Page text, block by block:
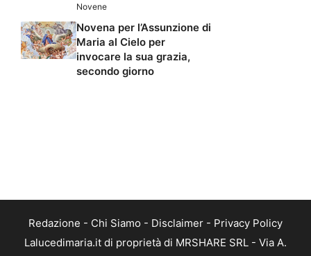
Novene
Novena per l’Assunzione di
Maria al Cielo per
invocare la sua grazia,
secondo giorno
Redazione - Chi Siamo - Disclaimer - Privacy Policy
Lalucedimaria.it di proprietà di MRSHARE SRL - Via A.